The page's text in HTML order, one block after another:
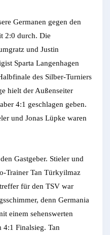
Germanen gegen den
2:0 durch. Die
und Justin
Sparta Langenhagen
des Silber-Turniers
hielt der Außenseiter
4:1 geschlagen geben.
und Jonas Lüpke waren
Gastgeber. Stieler und
Trainer Tan Türkyilmaz
für den TSV war
denn Germania
einem sehenswerten
4:1 Finalsieg. Tan